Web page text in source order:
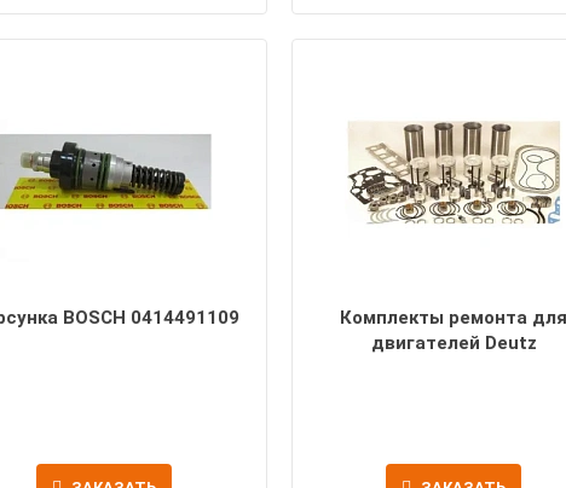
BOSCH 0414491109
Комплекты ремонта для
двигателей Deutz